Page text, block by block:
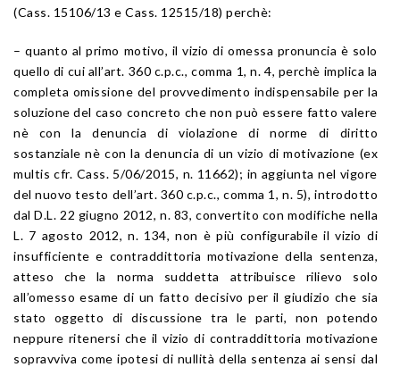
(Cass. 15106/13 e Cass. 12515/18) perchè:
– quanto al primo motivo, il vizio di omessa pronuncia è solo
quello di cui all’art. 360 c.p.c., comma 1, n. 4, perchè implica la
completa omissione del provvedimento indispensabile per la
soluzione del caso concreto che non può essere fatto valere
nè con la denuncia di violazione di norme di diritto
sostanziale nè con la denuncia di un vizio di motivazione (ex
multis cfr. Cass. 5/06/2015, n. 11662); in aggiunta nel vigore
del nuovo testo dell’art. 360 c.p.c., comma 1, n. 5), introdotto
dal D.L. 22 giugno 2012, n. 83, convertito con modifiche nella
L. 7 agosto 2012, n. 134, non è più configurabile il vizio di
insufficiente e contraddittoria motivazione della sentenza,
atteso che la norma suddetta attribuisce rilievo solo
all’omesso esame di un fatto decisivo per il giudizio che sia
stato oggetto di discussione tra le parti, non potendo
neppure ritenersi che il vizio di contraddittoria motivazione
sopravviva come ipotesi di nullità della sentenza ai sensi dal